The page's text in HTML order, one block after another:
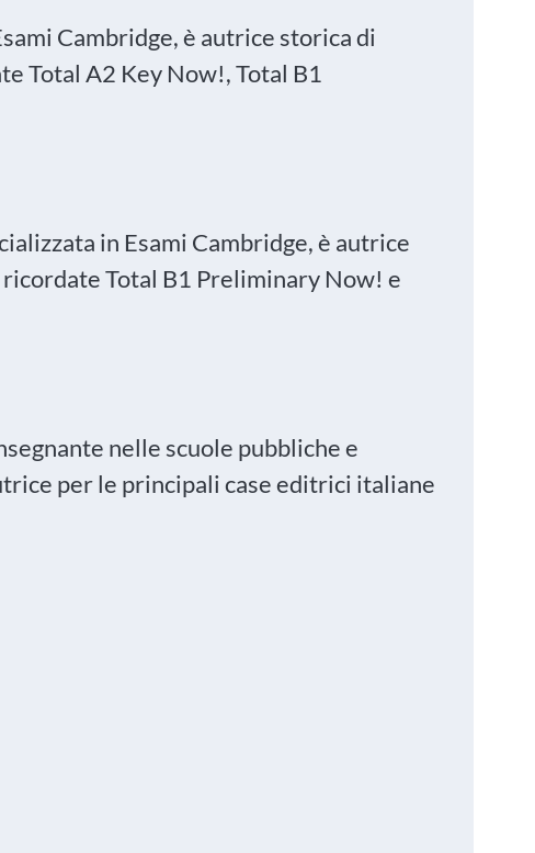
Cambridge, è autrice storica di
Total A2 Key Now!, Total B1
in Esami Cambridge, è autrice
Total B1 Preliminary Now! e
nelle scuole pubbliche e
per le principali case editrici italiane